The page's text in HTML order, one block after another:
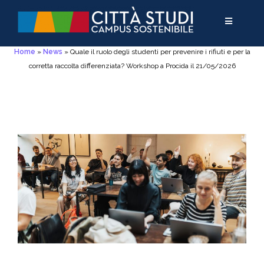
contenuto
navigazione
contenuto
Home » News » Quale il ruolo degli studenti per prevenire i rifiuti e per la
corretta raccolta differenziata? Workshop a Procida il 21/05/2026